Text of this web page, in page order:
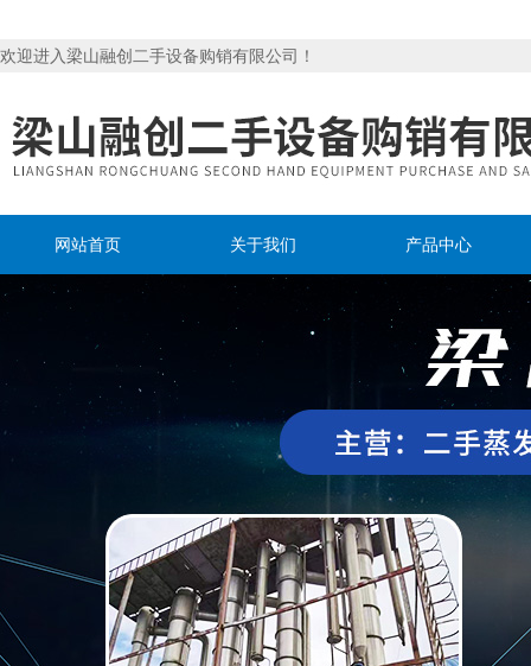
欢迎进入梁山融创二手设备购销有限公司！
网站首页 关于我们 产品中心